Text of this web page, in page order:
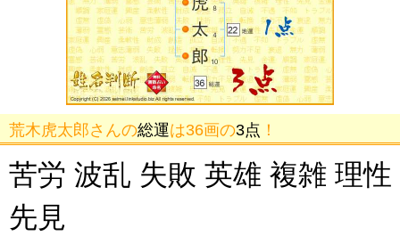
荒木虎太郎さんの総運は36画の3点 ！
苦労 波乱 失敗 英雄 複雑 理性
先見